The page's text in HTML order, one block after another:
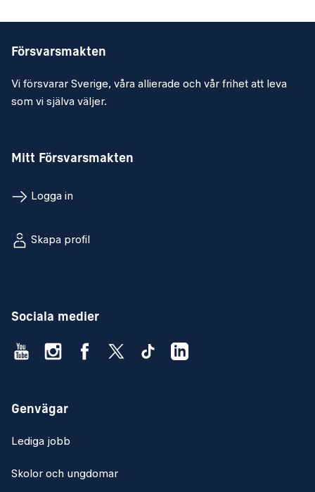
Försvarsmakten
Vi försvarar Sverige, våra allierade och vår frihet att leva
som vi själva väljer.
Mitt Försvarsmakten
Logga in
Skapa profil
Sociala medier
Genvägar
Lediga jobb
Skolor och ungdomar